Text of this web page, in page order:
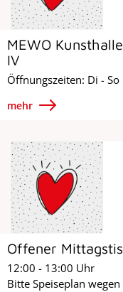
MEWO
IV
Öffnungszeiten: Di -
mehr
Offener
12:00 - 13:00 Uhr
Bitte Speiseplan